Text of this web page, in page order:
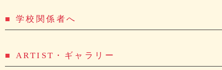
■ 学校関係者へ
■ ARTIST・ギャラリー